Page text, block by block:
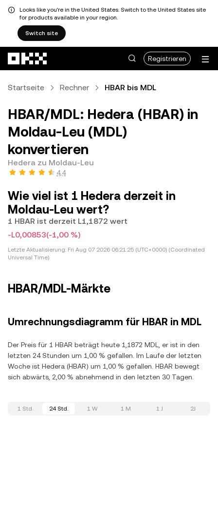
Looks like you're in the United States. Switch to the United States site
for products available in your region.
Switch site
Registrieren
Startseite Rechner HBAR bis MDL
HBAR/MDL: Hedera (HBAR) in
Moldau-Leu (MDL)
konvertieren
Hedera zu Moldau-Leu
4,4
Wie viel ist 1 Hedera derzeit in
Moldau-Leu wert?
1 HBAR ist derzeit L1,1872 wert
-L0,00853(-1,00 %)
Letzte Aktualisierung: Fri Aug 07 2026 06:21:25 (UTC+0000) (Coordinated
Universal Time)
HBAR/MDL-Märkte
Umrechnungsdiagramm für HBAR in MDL
Der Preis für 1 HBAR beträgt heute 1,1872 MDL, er ist in den
letzten 24 Stunden um 1,00 % gefallen. Im Laufe der letzten
Woche ist Hedera (HBAR) um 1,00 % gefallen. HBAR bewegt
sich abwärts, 2,00 % abnehmend in den letzten 30 Tagen.
1 Std. 24 Std. 1 W 1 M 1 J 2J